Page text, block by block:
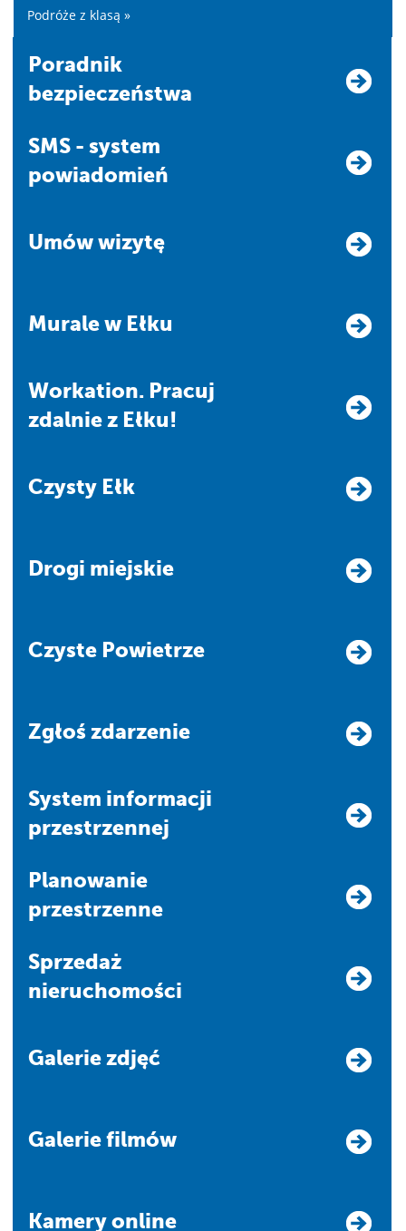
Podróże z klasą »
Poradnik
bezpieczeństwa
SMS - system
powiadomień
Umów wizytę
Murale w Ełku
Workation. Pracuj
zdalnie z Ełku!
Czysty Ełk
Drogi miejskie
Czyste Powietrze
Zgłoś zdarzenie
system informacji
przestrzennej
Planowanie
przestrzenne
Sprzedaż
nieruchomości
Galerie zdjęć
Galerie filmów
Kamery online